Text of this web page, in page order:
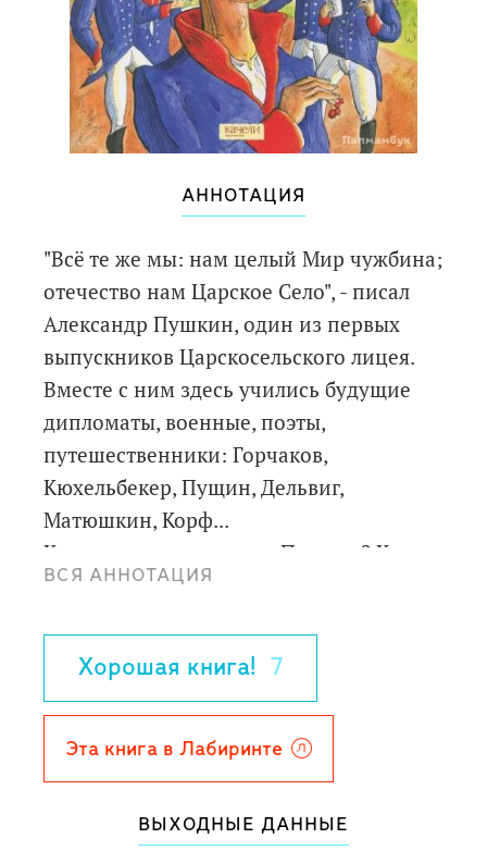
АННОТАЦИЯ
"Всё те же мы: нам целый Мир чужбина;
отечество нам Царское Село", - писал
Александр Пушкин, один из первых
выпускников Царскосельского лицея.
Вместе с ним здесь учились будущие
дипломаты, военные, поэты,
путешественники: Горчаков,
Кюхельбекер, Пущин, Дельвиг,
Матюшкин, Корф...
Какие отметки получал Пушкин? Как
выглядели комнаты лицеистов? Кто
Книга не только отвечает на эти
вопросы, но и рассказывает об
удивительной лицейской атмосфере
дружбы и доверия, любознательности и
настойчивости, красоты и смелости.
Для детей среднего школьного
ВСЯ АННОТАЦИЯ
Хорошая книга! 7
Эта книга в Лабиринте
ВЫХОДНЫЕ ДАННЫЕ